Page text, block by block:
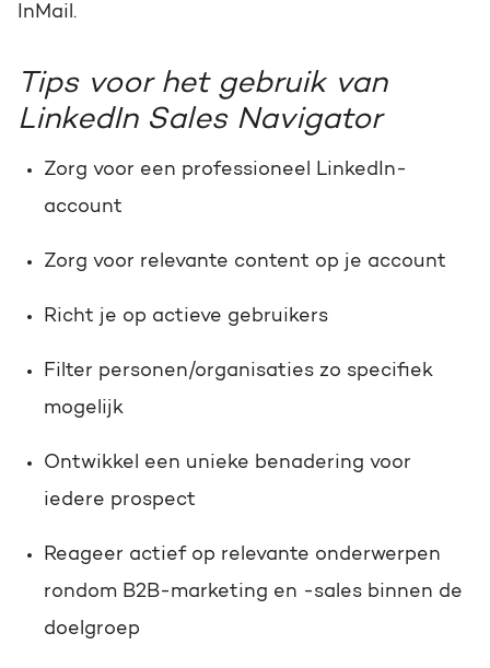
InMail.
Tips voor het gebruik van
LinkedIn Sales Navigator
Zorg voor een professioneel LinkedIn-
account
Zorg voor relevante content op je account
Richt je op actieve gebruikers
Filter personen/organisaties zo specifiek
mogelijk
Ontwikkel een unieke benadering voor
iedere prospect
Reageer actief op relevante onderwerpen
rondom B2B-marketing en -sales binnen de
doelgroep